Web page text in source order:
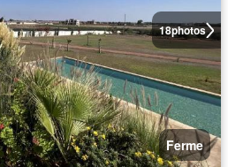
18photos
Ferme